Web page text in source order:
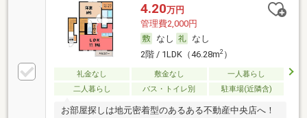
4.20万円
管理費2,000円
なし
なし
2階 / 1LDK（46.28m2）
礼金なし 敷金なし
一人暮らし
二人暮らし
バス・トイレ別 駐車場(近隣含)
お部屋探しは地元密着型のあるある不動産中央店へ！